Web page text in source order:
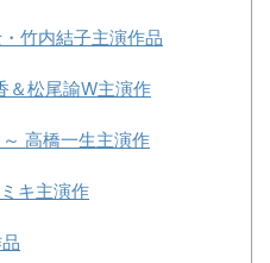
竹内結子主演作品
＆松尾諭W主演作
高橋一生主演作
キ主演作